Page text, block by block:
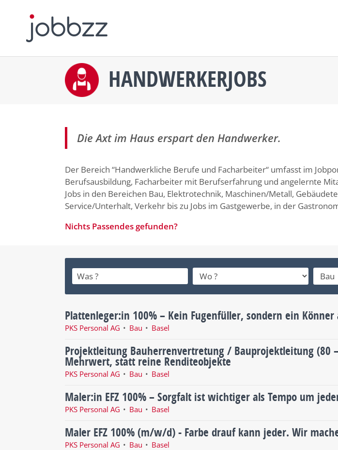
HANDWERKERJOBS
Die Axt im Haus erspart den Handwerker.
Der Bereich “Handwerkliche Berufe und Facharbeiter“ umfasst im
Berufsausbildung, Facharbeiter mit Berufserfahrung und angelernte
Jobs in den Bereichen Bau, Elektrotechnik, Maschinen/Metall,
Service/Unterhalt, Verkehr bis zu Jobs im Gastgewerbe, in der
Nichts Passendes gefunden?
Plattenleger:in 100% – Kein Fugenfüller, sondern ein
PKS Personal AG Bau Basel
Projektleitung Bauherrenvertretung / Bauprojektleitung (80
Mehrwert, statt reine Renditeobjekte
PKS Personal AG Bau Basel
Maler:in EFZ 100% – Sorgfalt ist wichtiger als Tempo um
PKS Personal AG Bau Basel
Maler EFZ 100% (m/w/d) - Farbe drauf kann jeder. Wir
PKS Personal AG Bau Basel